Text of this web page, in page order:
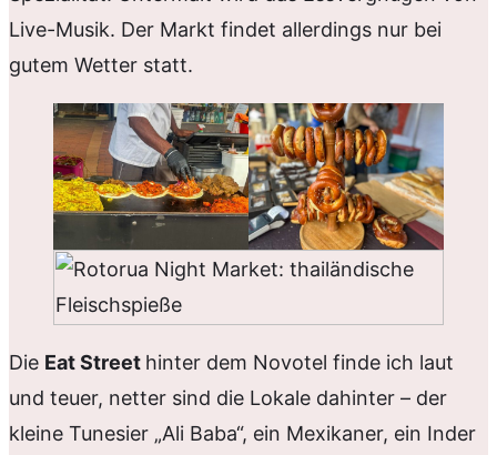
Live-Musik. Der Markt findet allerdings nur bei
gutem Wetter statt.
Die Eat Street hinter dem Novotel finde ich laut
und teuer, netter sind die Lokale dahinter – der
kleine Tunesier „Ali Baba“, ein Mexikaner, ein Inder